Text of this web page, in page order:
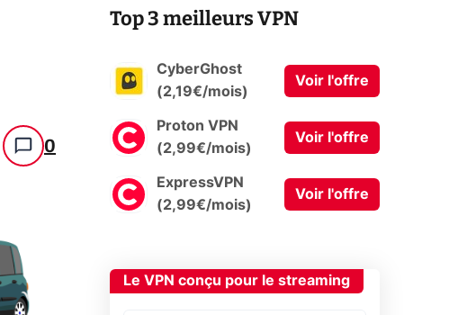
0
Top 3 meilleurs VPN
CyberGhost
(2,19€/mois)
Voir l'offre
Proton VPN
(2,99€/mois)
Voir l'offre
ExpressVPN
(2,99€/mois)
Voir l'offre
Le VPN conçu pour le streaming